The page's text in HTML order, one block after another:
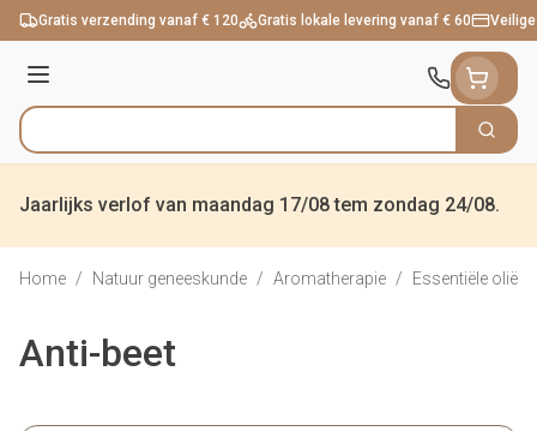
Ga naar de inhoud
Gratis verzending vanaf € 120 Gratis lokale levering vanaf € 60
Menu
Product, merk, categorie... Zoek
Jaarlijks verlof van maandag 17/08 tem zondag 24/08.
Home / Natuur geneeskunde / Aromatherapie / Essentiële oliën
Anti-beet